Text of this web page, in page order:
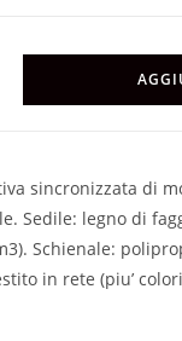
sincronizzata di
Sedile: legno di
Schienale:
in rete (piu’